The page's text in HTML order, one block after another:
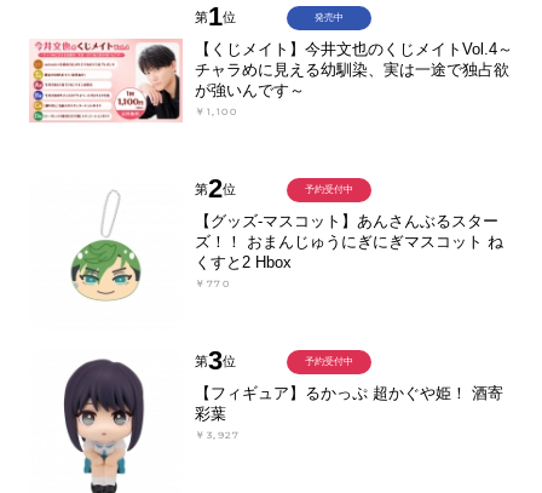
第1位
【くじメイト】今井文也のくじメイトVol.4～
チャラめに見える幼馴染、実は一途で独占欲
が強いんです～
￥1,100
発売中
第2位
【グッズ-マスコット】あんさんぶるスター
ズ！！ おまんじゅうにぎにぎマスコット ね
くすと2 Hbox
￥770
予約受付中
第3位
【フィギュア】るかっぷ 超かぐや姫！ 酒寄
彩葉
￥3,927
予約受付中